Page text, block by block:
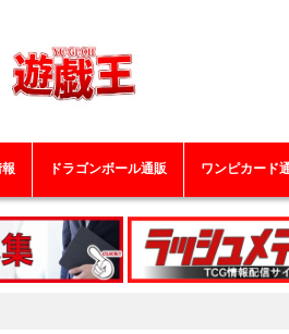
ドラゴンボール通販 ワンピカード